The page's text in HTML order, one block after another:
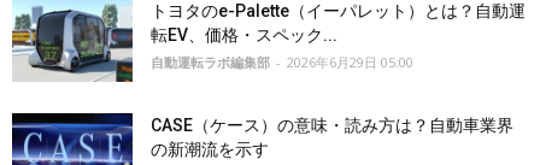
トヨタのe-Palette（イーパレット）とは？自動運
転EV、価格・スペック...
自動運転ラボ編集部 - 2026年6月29日 05:00
CASE（ケース）の意味・読み方は？自動車業界
の新潮流を示す